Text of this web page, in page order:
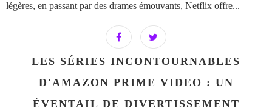
légères, en passant par des drames émouvants, Netflix offre...
LES SÉRIES INCONTOURNABLES
D'AMAZON PRIME VIDEO : UN
ÉVENTAIL DE DIVERTISSEMENT